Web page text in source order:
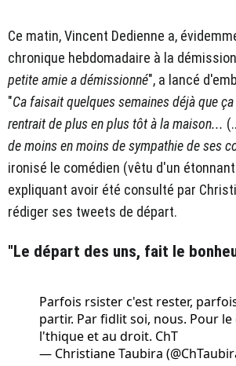
Ce matin, Vincent Dedienne a,
chronique hebdomadaire à la
petite amie a démissionné", a lancé
"Ca faisait quelques semaines déjà que
rentrait de plus en plus tôt à la maison...
de moins en moins de sympathie de ses
ironisé le comédien (vêtu d'un
expliquant avoir été consulté par
rédiger ses tweets de départ.
"Le départ des uns, fait le
Parfois rsister c'est rester,
partir. Par fidlit soi, nous. Pour
l'thique et au droit. ChT
— Christiane Taubira